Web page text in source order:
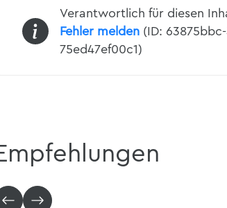
Verantwortlich für diesen
Fehler melden (ID:
75ed47ef00c1)